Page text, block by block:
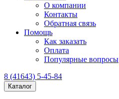
О компании
Контакты
Обратная связь
Помощь
Как заказать
Оплата
Популярные вопросы
8 (41643) 5-45-84
Каталог